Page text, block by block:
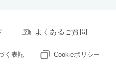
よくあるご質問
く表記 Cookieポリシー